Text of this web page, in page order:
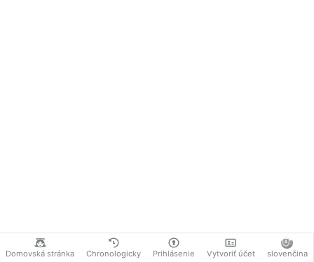
Domovská stránka Chronologicky Prihlásenie Vytvoriť účet slovenčina